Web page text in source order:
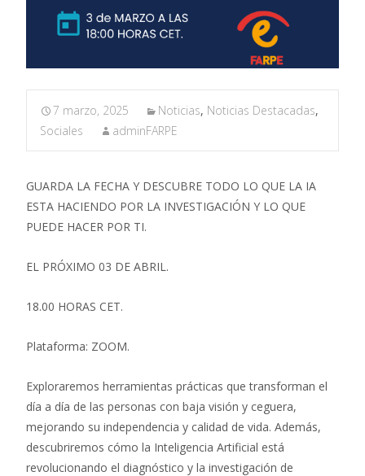
7 marzo, 2025 Noticias, Noticias Destacadas,
Sociales
adminFARPE
GUARDA LA FECHA Y DESCUBRE TODO LO QUE LA IA
ESTA HACIENDO POR LA INVESTIGACIÓN Y LO QUE
PUEDE HACER POR TI.
EL PRÓXIMO 03 DE ABRIL.
18.00 HORAS CET.
Plataforma: ZOOM.
Exploraremos herramientas prácticas que transforman el
día a día de las personas con baja visión y ceguera,
mejorando su independencia y calidad de vida. Además,
descubriremos cómo la Inteligencia Artificial está
revolucionando el diagnóstico y la investigación de